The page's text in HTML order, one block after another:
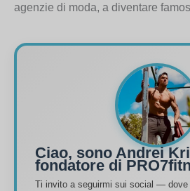
agenzie di moda, a diventare
Ciao, sono Andrei
fondatore di
Ti invito a seguirmi sui social — dove